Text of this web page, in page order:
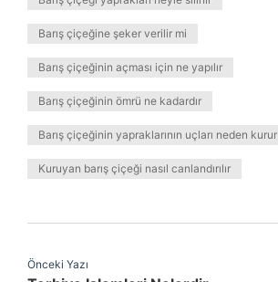
Barış çiçeğine şeker verilir mi
Barış çiçeğinin açması için ne yapılır
Barış çiçeğinin ömrü ne kadardır
Barış çiçeğinin yapraklarının uçları neden kurur
Kuruyan barış çiçeği nasıl canlandırılır
Önceki Yazı